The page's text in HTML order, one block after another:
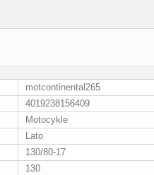
motcontinental265
4019238156409
Motocykle
Lato
130/80-17
130